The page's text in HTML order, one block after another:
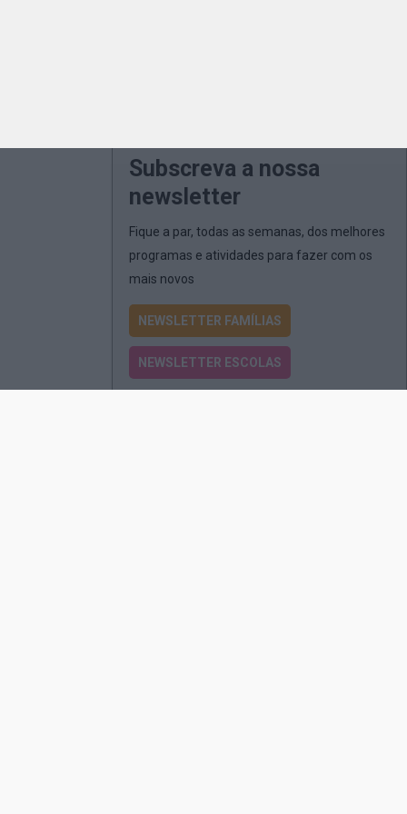
Subscreva a nossa
newsletter
Fique a par, todas as semanas, dos melhores
programas e atividades para fazer com os
mais novos
NEWSLETTER FAMÍLIAS
NEWSLETTER ESCOLAS